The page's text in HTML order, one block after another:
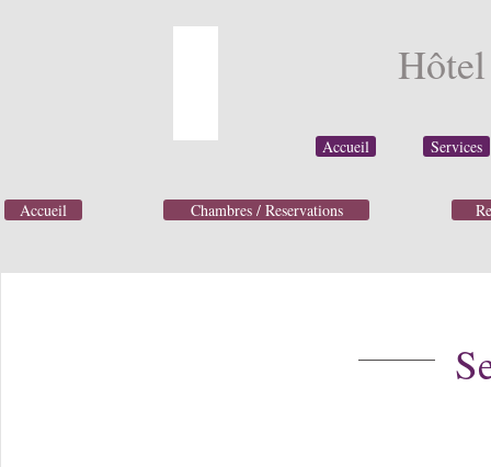
Accueil Chambres / Reservations
Accueil Services